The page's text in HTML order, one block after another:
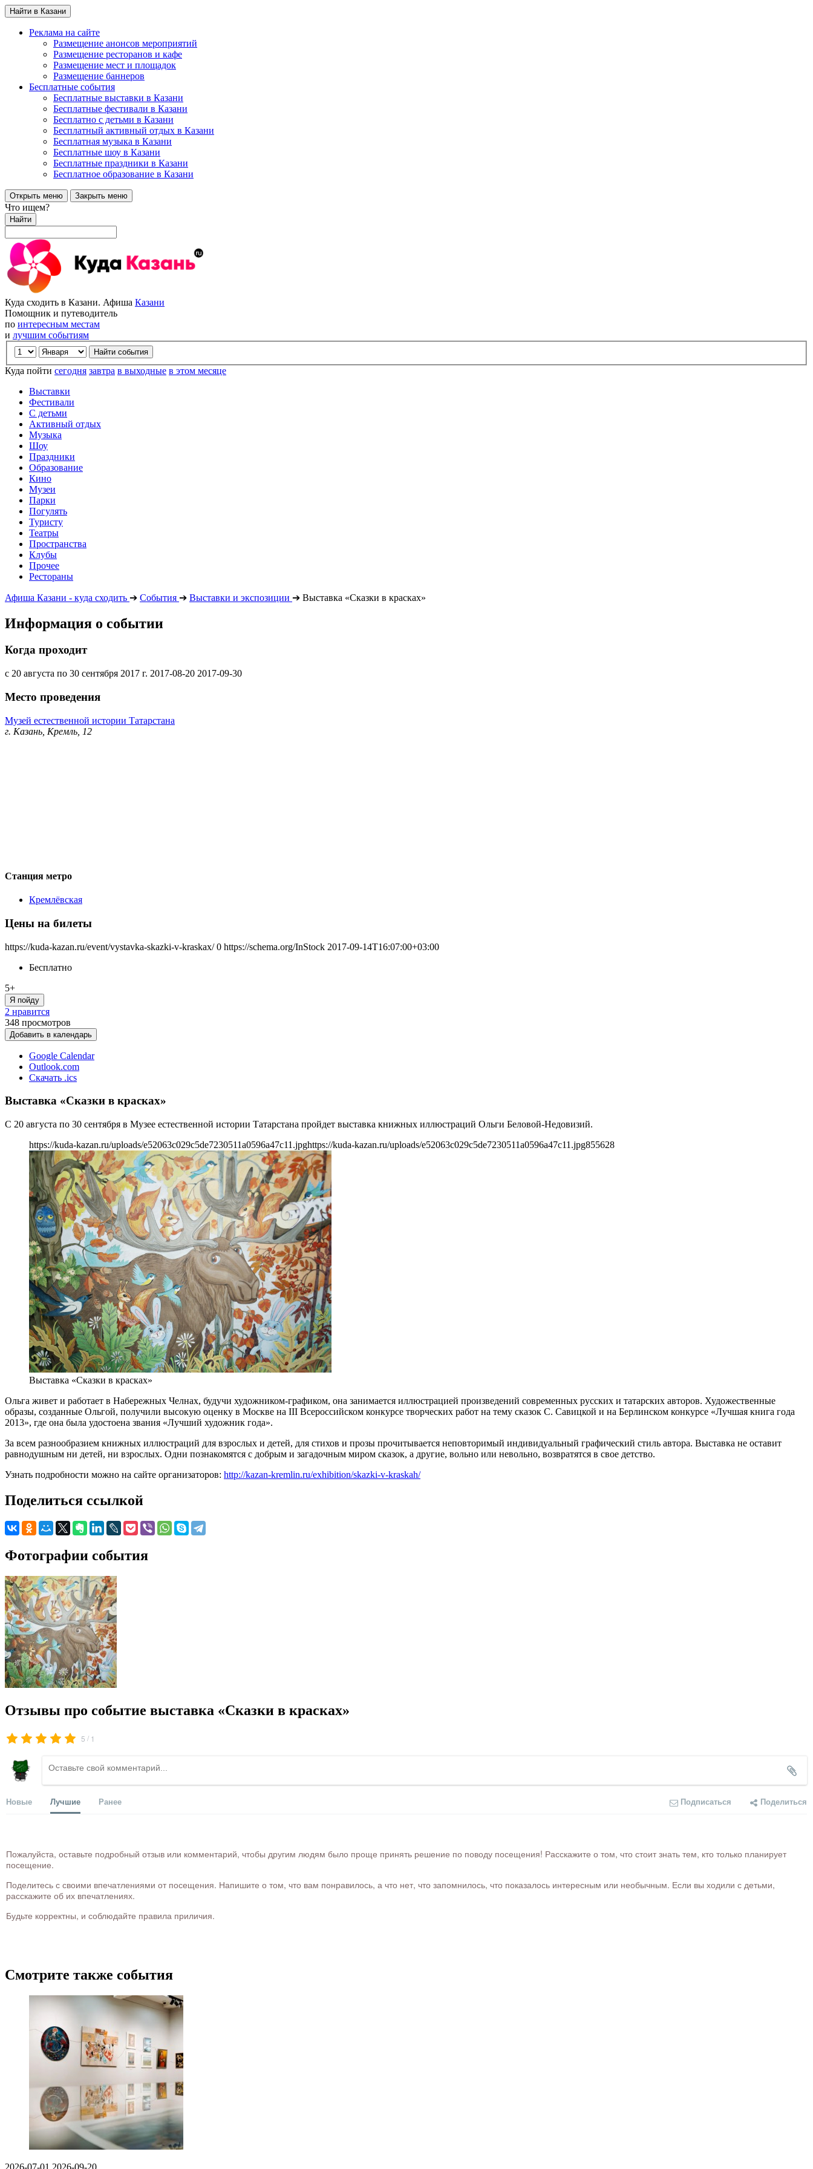
Найти в Казани
Реклама на сайте
Размещение анонсов мероприятий
Размещение ресторанов и кафе
Размещение мест и площадок
Размещение баннеров
Бесплатные события
Бесплатные выставки в Казани
Бесплатные фестивали в Казани
Бесплатно с детьми в Казани
Бесплатный активный отдых в Казани
Бесплатная музыка в Казани
Бесплатные шоу в Казани
Бесплатные праздники в Казани
Бесплатное образование в Казани
Открыть меню Закрыть меню
Что ищем?
Найти
Куда сходить в Казани. Афиша Казани
Помощник и путеводитель
по интересным местам
и лучшим событиям
Куда пойти сегодня завтра в выходные в этом месяце
Выставки
Фестивали
С детьми
Активный отдых
Музыка
Шоу
Праздники
Образование
Кино
Музеи
Парки
Погулять
Туристу
Театры
Пространства
Клубы
Прочее
Рестораны
Афиша Казани - куда сходить ➔ События ➔ Выставки и экспозиции ➔ Выставка «Сказки в красках»
Информация о событии
Когда проходит
с 20 августа по 30 сентября 2017 г. 2017-08-20 2017-09-30
Место проведения
Музей естественной истории Татарстана
г. Казань, Кремль, 12
Станция метро
Кремлёвская
Цены на билеты
https://kuda-kazan.ru/event/vystavka-skazki-v-kraskax/ 0 https://schema.org/InStock 2017-09-14T16:07:00+03:00
Бесплатно
5+
Я пойду
2 нравится
348 просмотров
Добавить в календарь
Google Calendar
Outlook.com
Скачать .ics
Выставка «Сказки в красках»
С 20 августа по 30 сентября в Музее естественной истории Татарстана пройдет выставка книжных иллюстраций Ольги Беловой-Недовизий.
https://kuda-kazan.ru/uploads/e52063c029c5de7230511a0596a47c11.jpghttps://kuda-kazan.ru/uploads/e52063c029c5de7230511a0596a47c11.jpg855628
Выставка «Сказки в красках»
Ольга живет и работает в Набережных Челнах, будучи художником-графиком, она занимается иллюстрацией произведений современных русских и татарских авторов. Художественные
образы, созданные Ольгой, получили высокую оценку в Москве на III Всероссийском конкурсе творческих работ на тему сказок С. Савицкой и на Берлинском конкурсе «Лучшая книга года
2013», где она была удостоена звания «Лучший художник года».
За всем разнообразием книжных иллюстраций для взрослых и детей, для стихов и прозы прочитывается неповторимый индивидуальный графический стиль автора. Выставка не оставит
равнодушным ни детей, ни взрослых. Одни познакомятся с добрым и загадочным миром сказок, а другие, вольно или невольно, возвратятся в свое детство.
Узнать подробности можно на сайте организаторов: http://kazan-kremlin.ru/exhibition/skazki-v-kraskah/
Поделиться ссылкой
Фотографии события
Отзывы про событие выставка «Сказки в красках»
5 / 1
Новые Лучшие Ранее Подписаться Поделиться
Пожалуйста, оставьте подробный отзыв или комментарий, чтобы другим людям было проще принять решение по поводу посещения! Расскажите о том, что стоит знать тем, кто только планирует
посещение.
Поделитесь с своими впечатлениями от посещения. Напишите о том, что вам понравилось, а что нет, что запомнилось, что показалось интересным или необычным. Если вы ходили с детьми,
расскажите об их впечатлениях.
Будьте корректны, и соблюдайте правила приличия.
Смотрите также события